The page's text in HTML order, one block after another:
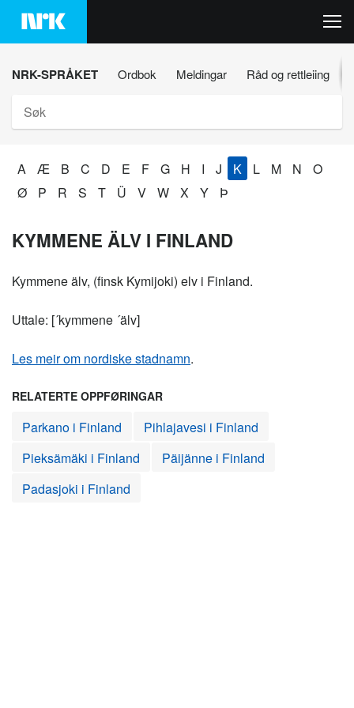
Hopp
innhaldet
NRK-SPRÅKET Ordbok Meldingar Råd og rettleiing
A Æ B C D E F G H I J K L M N
O
Ø
P R S T Ü V W X Y Þ
KYMMENE ÄLV I FINLAND
Kymmene älv, (finsk Kymijoki) elv i Finland.
Uttale: [´kymmene ´älv]
Les meir om nordiske stadnamn.
RELATERTE OPPFØRINGAR
Parkano i Finland
Pihlajavesi i Finland
Pieksämäki i Finland
Päijänne i Finland
Padasjoki i Finland